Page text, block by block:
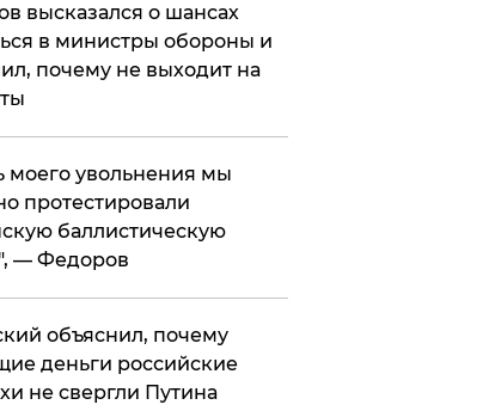
высказался о шансах
в министры обороны и
почему не выходит на
моего увольнения мы
протестировали
баллистическую
— Федоров
объяснил, почему
деньги российские
не свергли Путина